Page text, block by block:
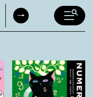
DAILY